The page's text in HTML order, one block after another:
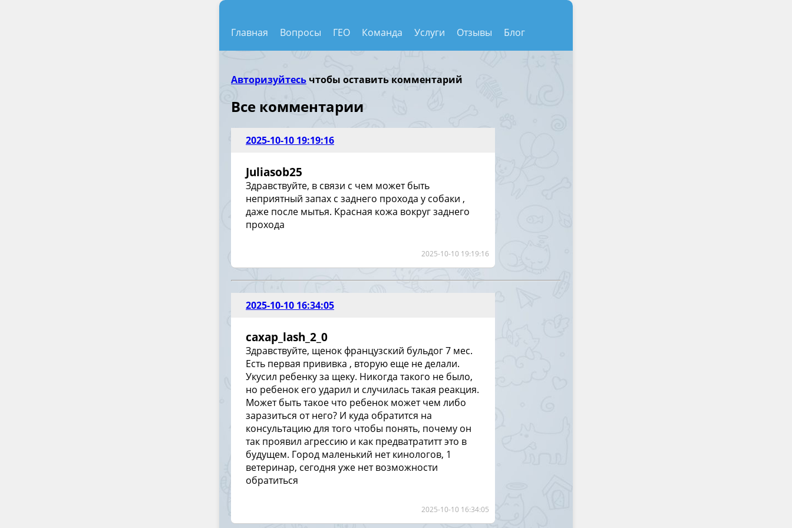
Главная Вопросы ГЕО Команда Услуги Отзывы Блог
Авторизуйтесь чтобы оставить комментарий
Все комментарии
2025-10-10 19:19:16
2025-10-10 19:19:16
Juliasob25
Здравствуйте, в связи с чем может быть
неприятный запах с заднего прохода у собаки ,
даже после мытья. Красная кожа вокруг заднего
прохода
2025-10-10 16:34:05
2025-10-10 16:34:05
caxap_lash_2_0
Здравствуйте, щенок французский бульдог 7 мес.
Есть первая прививка , вторую еще не делали.
Укусил ребенку за щеку. Никогда такого не было,
но ребенок его ударил и случилась такая реакция.
Может быть такое что ребенок может чем либо
заразиться от него? И куда обратится на
консультацию для того чтобы понять, почему он
так проявил агрессию и как предватратитт это в
будущем. Город маленький нет кинологов, 1
ветеринар, сегодня уже нет возможности
обратиться